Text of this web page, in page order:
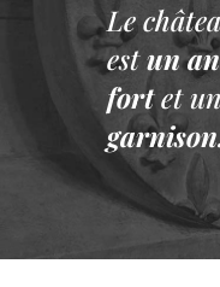
Le
est un
fort et